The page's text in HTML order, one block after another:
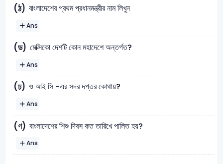
(ঠ) বাংলাদেশের প্রথম প্রধানমন্ত্রীর নাম লিখুন
Ans
(ড) মেক্সিকো দেশটি কোন মহাদেশে অন্তর্গত?
Ans
(ঢ) ও আই সি -এর সদর দপ্তর কোথায়?
Ans
(ণ) বাংলাদেশের শিশু দিবস কত তারিখে পালিত হয়?
Ans